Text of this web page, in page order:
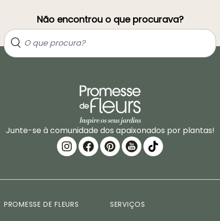
Não encontrou o que procurava?
Junte-se à comunidade dos apaixonados por plantas!
PROMESSE DE FLEURS SERVIÇOS